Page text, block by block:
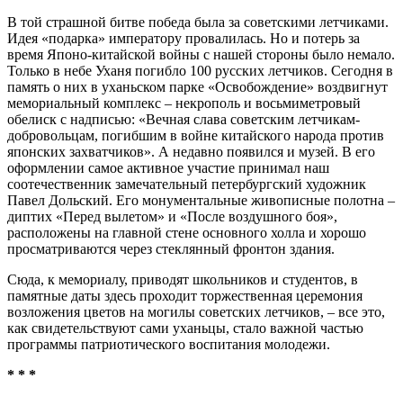
В той страшной битве победа была за советскими летчиками.
Идея «подарка» императору провалилась. Но и потерь за
время Японо-китайской войны с нашей стороны было немало.
Только в небе Уханя погибло 100 русских летчиков. Сегодня в
память о них в уханьском парке «Освобождение» воздвигнут
мемориальный комплекс – некрополь и восьмиметровый
обелиск с надписью: «Вечная слава советским летчикам-
добровольцам, погибшим в войне китайского народа против
японских захватчиков». А недавно появился и музей. В его
оформлении самое активное участие принимал наш
соотечественник замечательный петербургский художник
Павел Дольский. Его монументальные живописные полотна –
диптих «Перед вылетом» и «После воздушного боя»,
расположены на главной стене основного холла и хорошо
просматриваются через стеклянный фронтон здания.
Сюда, к мемориалу, приводят школьников и студентов, в
памятные даты здесь проходит торжественная церемония
возложения цветов на могилы советских летчиков, – все это,
как свидетельствуют сами уханьцы, стало важной частью
программы патриотического воспитания молодежи.
* * *